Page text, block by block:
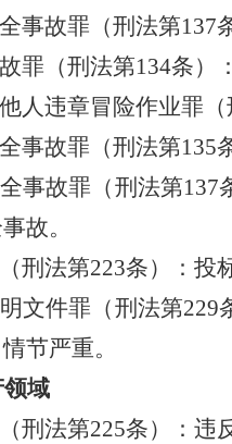
事故罪（刑法第137
罪（刑法第134条）
人违章冒险作业罪
事故罪（刑法第135
事故罪（刑法第
故。
刑法第223条）：投
文件罪（刑法第
节严重。
领域
刑法第225条）：违